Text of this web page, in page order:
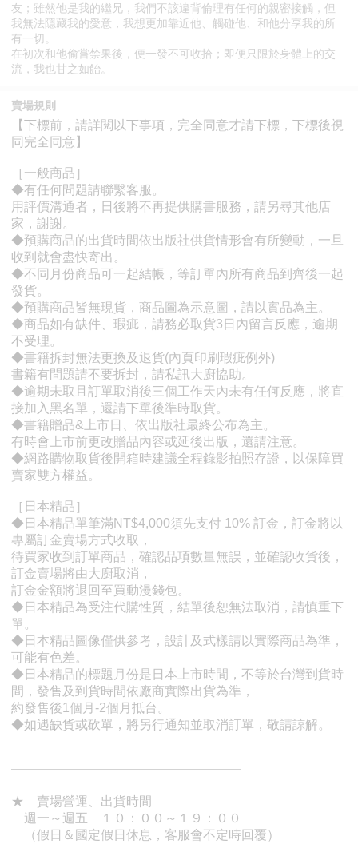
友；雖然他是我的繼兄，我們不該違背倫理有任何的親密接觸，但
我無法隱藏我的愛意，我想更加靠近他、觸碰他、和他分享我的所
有一切。
在初次和他偷嘗禁果後，便一發不可收拾；即便只限於身體上的交
流，我也甘之如飴。
賣場規則